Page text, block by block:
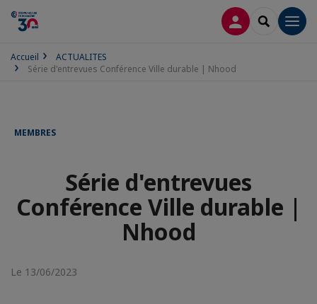
CONNEXION
Accueil
ACTUALITES
Série d'entrevues Conférence Ville durable | Nhood
MEMBRES
Série d'entrevues
Conférence Ville durable |
Nhood
Le 13/06/2023